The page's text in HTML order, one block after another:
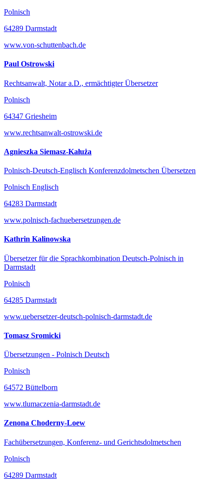
Polnisch
64289 Darmstadt
www.von-schuttenbach.de
Paul Ostrowski
Rechtsanwalt, Notar a.D., ermächtigter Übersetzer
Polnisch
64347 Griesheim
www.rechtsanwalt-ostrowski.de
Agnieszka Siemasz-Kałuża
Polnisch-Deutsch-Englisch Konferenzdolmetschen Übersetzen
Polnisch Englisch
64283 Darmstadt
www.polnisch-fachuebersetzungen.de
Kathrin Kalinowska
Übersetzer für die Sprachkombination Deutsch-Polnisch in
Darmstadt
Polnisch
64285 Darmstadt
www.uebersetzer-deutsch-polnisch-darmstadt.de
Tomasz Sromicki
Übersetzungen - Polnisch Deutsch
Polnisch
64572 Büttelborn
www.tlumaczenia-darmstadt.de
Zenona Choderny-Loew
Fachübersetzungen, Konferenz- und Gerichtsdolmetschen
Polnisch
64289 Darmstadt